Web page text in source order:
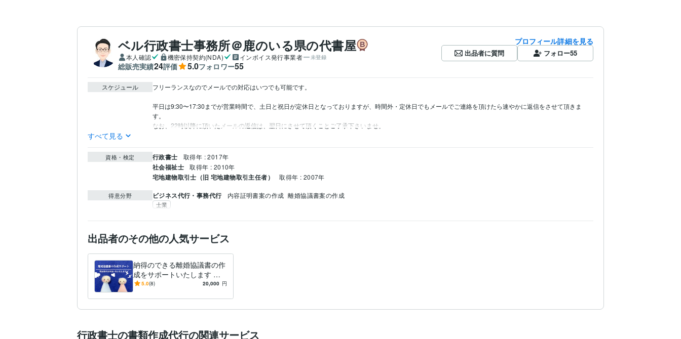
ベル行政書士事務所＠鹿のいる県の代書屋
本人確認 機密保持契約(NDA) インボイス発行事業者 未登録
総販売実績24評価 5.0フォロワー55
プロフィール詳細を見る
出品者に質問 フォロー55
スケジュール フリーランスなのでメールでの対応はいつでも可能です。
平日は9:30〜17:30までが営業時間で、土日と祝日が定休日となっておりますが、時間外・定休日でもメールでご連絡を頂けたら速やかに返信をさせて頂きま
す。
なお、22時以降に頂いたメールの返信は、翌日にさせて頂くことご了承下さいませ。
すべて見る
資格・検定 行政書士 取得年 : 2017年
社会福祉士 取得年 : 2010年
宅地建物取引士（旧 宅地建物取引主任者） 取得年 : 2007年
得意分野 ビジネス代行・事務代行 内容証明書案の作成 離婚協議書案の作成
士業
出品者のその他の人気サービス
納得のできる離婚協議書の作
成をサポートいたします 作
成経験豊富な行政書士が公正
5.0(8) 20,000 円
行政書士の書類作成代行の関連サービス